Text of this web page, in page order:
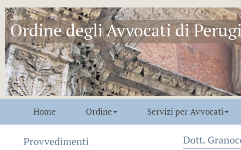
Ordine degli Avvocati di
Home Ordine Servizi per Avvocati
Provvedimenti Dott.